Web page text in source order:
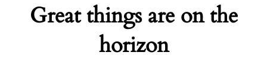
h
Great things are on the
horizon